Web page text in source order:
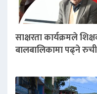
साक्षरता कार्यक्रमले
बालबालिकामा पढ्ने